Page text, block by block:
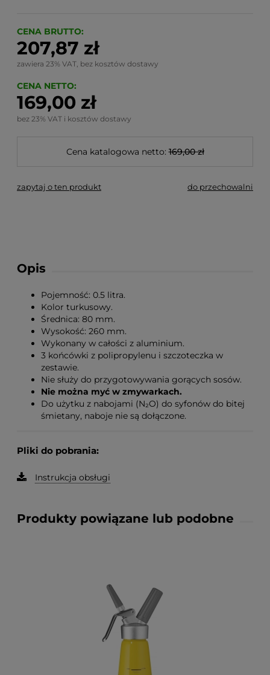
CENA BRUTTO:
207,87 zł
zawiera 23% VAT, bez kosztów dostawy
CENA NETTO:
169,00 zł
bez 23% VAT i kosztów dostawy
Cena katalogowa netto: 169,00 zł
zapytaj o ten produkt do przechowalni
Opis
Pojemność: 0.5 litra.
Kolor turkusowy.
Średnica: 80 mm.
Wysokość: 260 mm.
Wykonany w całości z aluminium.
3 końcówki z polipropylenu i szczoteczka w
zestawie.
Nie służy do przygotowywania gorących sosów.
Nie można myć w zmywarkach.
Do użytku z nabojami (N₂O) do syfonów do bitej
śmietany, naboje nie są dołączone.
Pliki do pobrania:
Instrukcja obsługi
Produkty powiązane lub podobne